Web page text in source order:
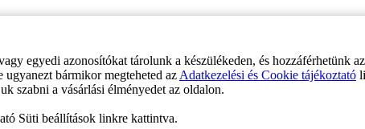
egyedi azonosítókat tárolunk a készülékeden, és hozzáférhetünk
bármikor megteheted az Adatkezelési és Cookie tájékoztató
szabni a vásárlási élményedet az oldalon.
Süti beállítások linkre kattintva.